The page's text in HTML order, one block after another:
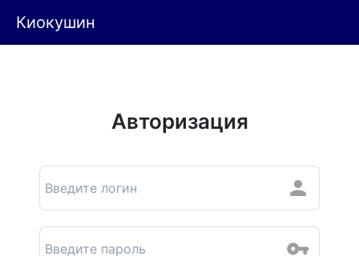
Киокушин
Авторизация